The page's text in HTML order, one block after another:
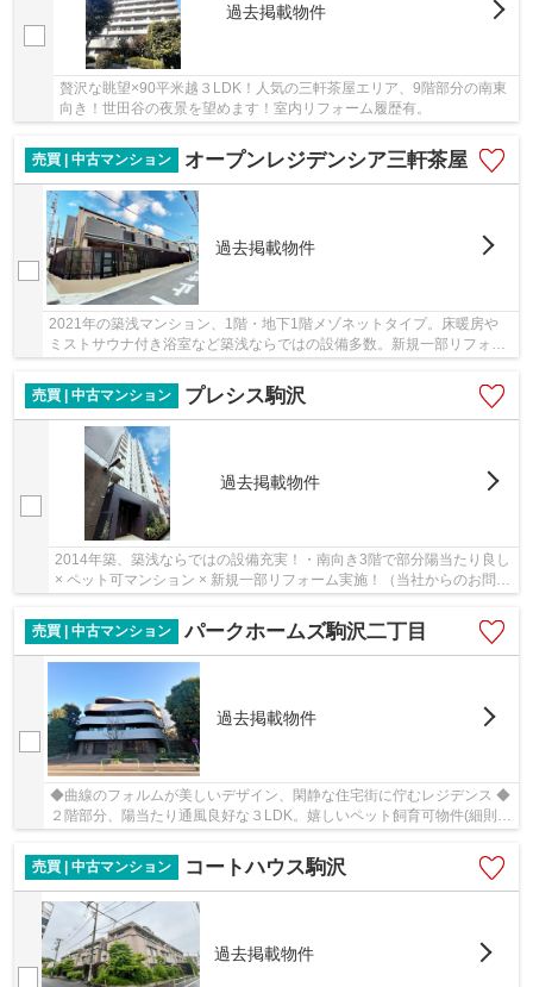
過去掲載物件
贅沢な眺望×90平米越３LDK！人気の三軒茶屋エリア、9階部分の南東
向き！世田谷の夜景を望めます！室内リフォーム履歴有。
売買 | 中古マンション オープンレジデンシア三軒茶屋
過去掲載物件
2021年の築浅マンション、1階・地下1階メゾネットタイプ。床暖房や
ミストサウナ付き浴室など築浅ならではの設備多数。新規一部リフォー
売買 | 中古マンション
プレシス駒沢
過去掲載物件
2014年築、築浅ならではの設備充実！・南向き3階で部分陽当たり良し
× ペット可マンション × 新規一部リフォーム実施！（当社からのお問合
売買 | 中古マンション
パークホームズ駒沢二丁目
過去掲載物件
◆曲線のフォルムが美しいデザイン、閑静な住宅街に佇むレジデンス ◆
２階部分、陽当たり通風良好な３LDK。嬉しいペット飼育可物件(細則
有) ◆駒沢公園まで徒歩約10分
売買 | 中古マンション
コートハウス駒沢
過去掲載物件